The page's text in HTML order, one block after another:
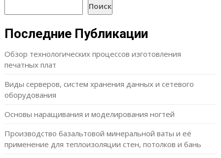
Поиск
Последние Публикации
Обзор технологических процессов изготовления
печатных плат
Виды серверов, систем хранения данных и сетевого
оборудования
Основы наращивания и моделирования ногтей
Производство базальтовой минеральной ваты и её
применение для теплоизоляции стен, потолков и бань